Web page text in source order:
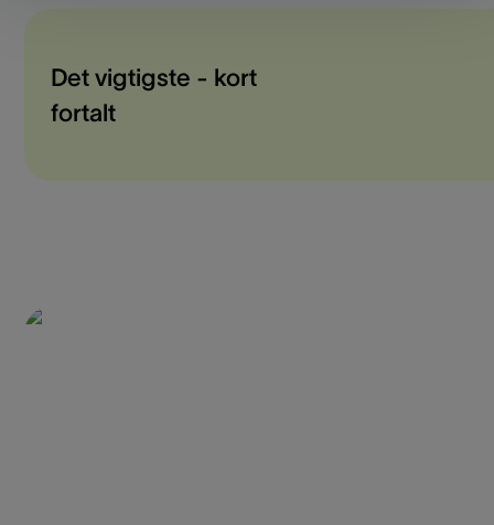
Det vigtigste - kort
fortalt